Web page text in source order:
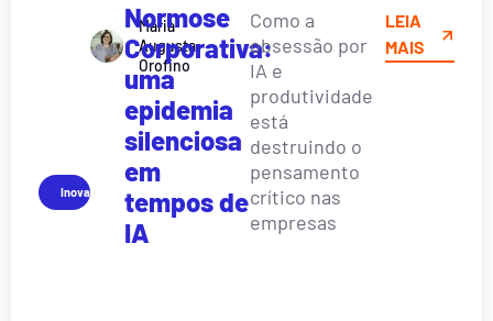
Inovação
Maria
Augusta
Orofino
Normose
Corporativa:
uma
epidemia
silenciosa
em
tempos de
IA
Como a
obsessão por
IA e
produtividade
está
destruindo o
pensamento
crítico nas
empresas
LEIA
MAIS